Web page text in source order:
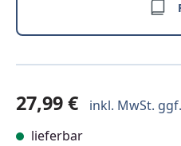
27,99 € inkl. MwSt.
lieferbar